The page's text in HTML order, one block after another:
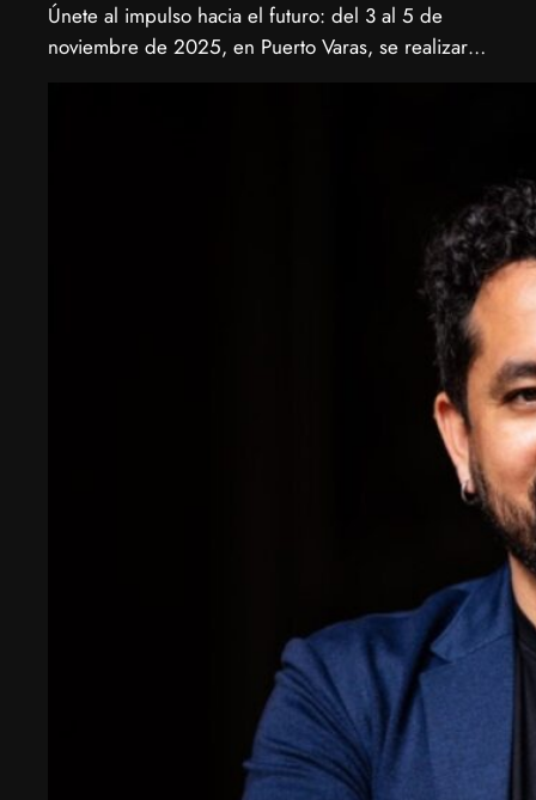
Únete al impulso hacia el futuro: del 3 al 5 de
noviembre de 2025, en Puerto Varas, se realizará